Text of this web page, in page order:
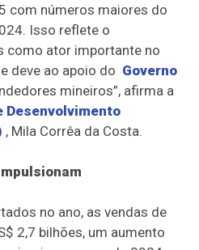
com números maiores do
Isso reflete o
como ator importante no
deve ao apoio do Governo
mineiros”, afirma a
Desenvolvimento
, Mila Corrêa da Costa.
no ano, as vendas de
2,7 bilhões, um aumento